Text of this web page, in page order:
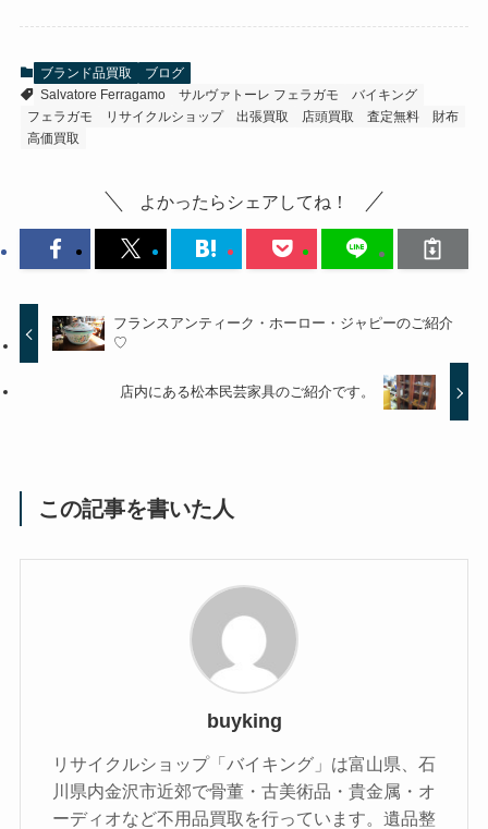
ブランド品買取
ブログ
Salvatore Ferragamo
サルヴァトーレ フェラガモ
バイキング
フェラガモ
リサイクルショップ 出張買取 店頭買取 査定無料
財布
高価買取
よかったらシェアしてね！
フランスアンティーク・ホーロー・ジャピーのご紹介
♡
店内にある松本民芸家具のご紹介です。
この記事を書いた人
buyking
リサイクルショップ「バイキング」は富山県、石
川県内金沢市近郊で骨董・古美術品・貴金属・オ
ーディオなど不用品買取を行っています。遺品整